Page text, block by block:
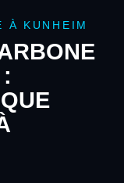
À KUNHEIM